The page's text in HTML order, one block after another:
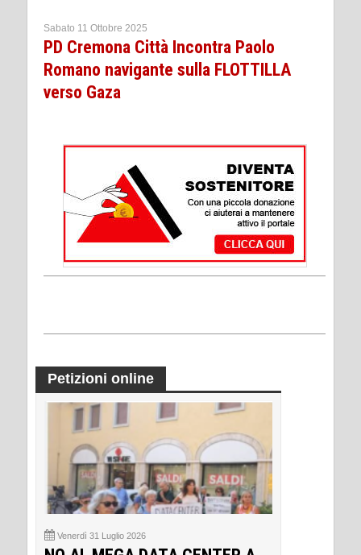
Sabato 11 Ottobre 2025
PD Cremona Città Incontra Paolo
Romano navigante sulla FLOTTILLA
verso Gaza
Petizioni online
Venerdì 31 Luglio 2026